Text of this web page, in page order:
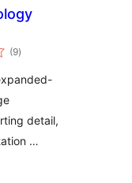
(9puntuacions
totals
)
detail,
…